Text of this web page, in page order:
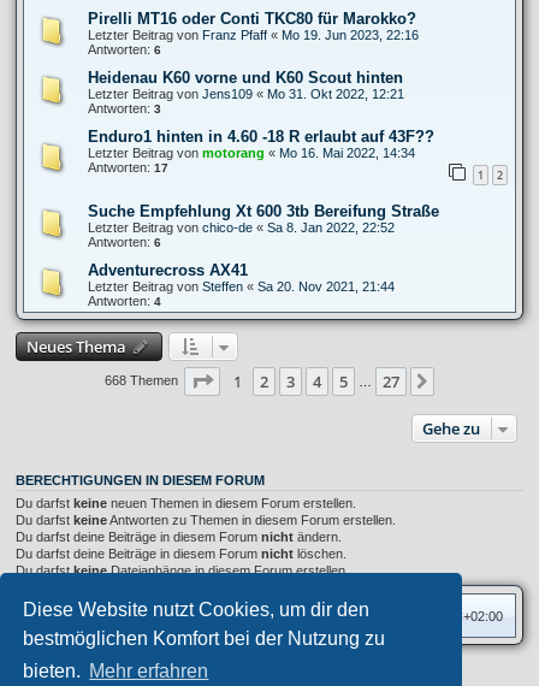
Diese Website nutzt Cookies, um dir den
bestmöglichen Komfort bei der Nutzung zu
bieten. Mehr erfahren
Pirelli MT16 oder Conti TKC80 für Marokko?
Letzter Beitrag von Franz Pfaff « Mo 19. Jun 2023, 22:16
Antworten: 6
Heidenau K60 vorne und K60 Scout hinten
Letzter Beitrag von Jens109 « Mo 31. Okt 2022, 12:21
Antworten: 3
Enduro1 hinten in 4.60 -18 R erlaubt auf 43F??
Letzter Beitrag von motorang « Mo 16. Mai 2022, 14:34
Antworten: 17 1 2
Suche Empfehlung Xt 600 3tb Bereifung Straße
Letzter Beitrag von chico-de « Sa 8. Jan 2022, 22:52
Antworten: 6
Adventurecross AX41
Letzter Beitrag von Steffen « Sa 20. Nov 2021, 21:44
Antworten: 4
Neues Thema
668 Themen Seite 1von 27
1 2 3 4 5 27
Gehe zu
BERECHTIGUNGEN IN DIESEM FORUM
Du darfst keine neuen Themen in diesem Forum erstellen.
Du darfst keineAntworten zu Themen in diesem Forum erstellen.
Du darfst deine Beiträge in diesem Forum nicht ändern.
Du darfst deine Beiträge in diesem Forum nicht löschen.
Du darfstkeineDateianhänge in diesem Forum erstellen.
Foren-Übersicht Alle Zeiten sind UTC+02:00
Privates Forum ©